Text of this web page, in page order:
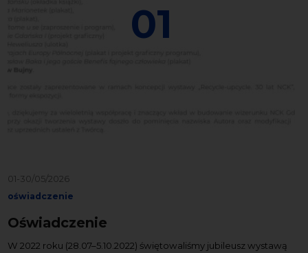
01
01-30/05/2026
oświadczenie
Oświadczenie
W 2022 roku (28.07–5.10.2022) świętowaliśmy jubileusz wystawą